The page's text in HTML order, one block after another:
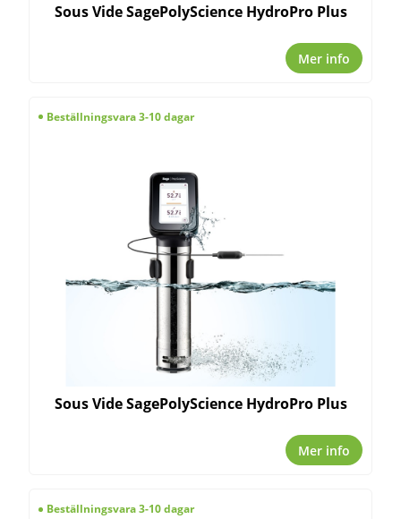
Sous Vide SagePolyScience HydroPro Plus
Mer info
Beställningsvara 3-10 dagar
Sous Vide SagePolyScience HydroPro Plus
Mer info
Beställningsvara 3-10 dagar